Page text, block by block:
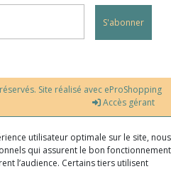
S'abonner
Site réalisé avec eProShopping
Accès gérant
utilisateur optimale sur le site, nous
qui assurent le bon fonctionnement
l’audience. Certains tiers utilisent